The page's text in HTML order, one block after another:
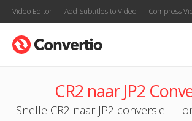
Video Editor Add Subtitles to Video Compress
CR2 naar JP2
Snelle CR2 naar JP2 conversie —